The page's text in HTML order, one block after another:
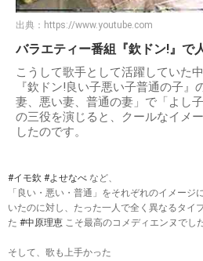
出典： https://www.youtube.com
バラエティー番組『欽ドン!』で
こうして歌手として活躍していた
『欽ドン!良い子悪い子普通の子』
妻、悪い妻、普通の妻」で「よし
の三役を演じると、クールなイメ
したのです。
#イモ欽 #よせなべ など、
「良い・悪い・普通」をそれぞれのイメージ
いたのに対し、たった一人で全く異なるタイ
た #中原理恵 こそ最高のコメディエンヌでし
そして、歌も上手かった